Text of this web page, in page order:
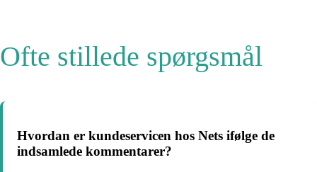
Ofte stillede spørgsmål
Hvordan er kundeservicen hos Nets ifølge de
indsamlede kommentarer?